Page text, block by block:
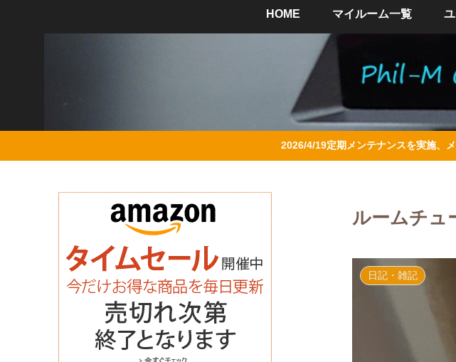
HOME マイルーム一覧
2026/4/19定期メンテナンスを実施、
ルームチュ
日記・雑記